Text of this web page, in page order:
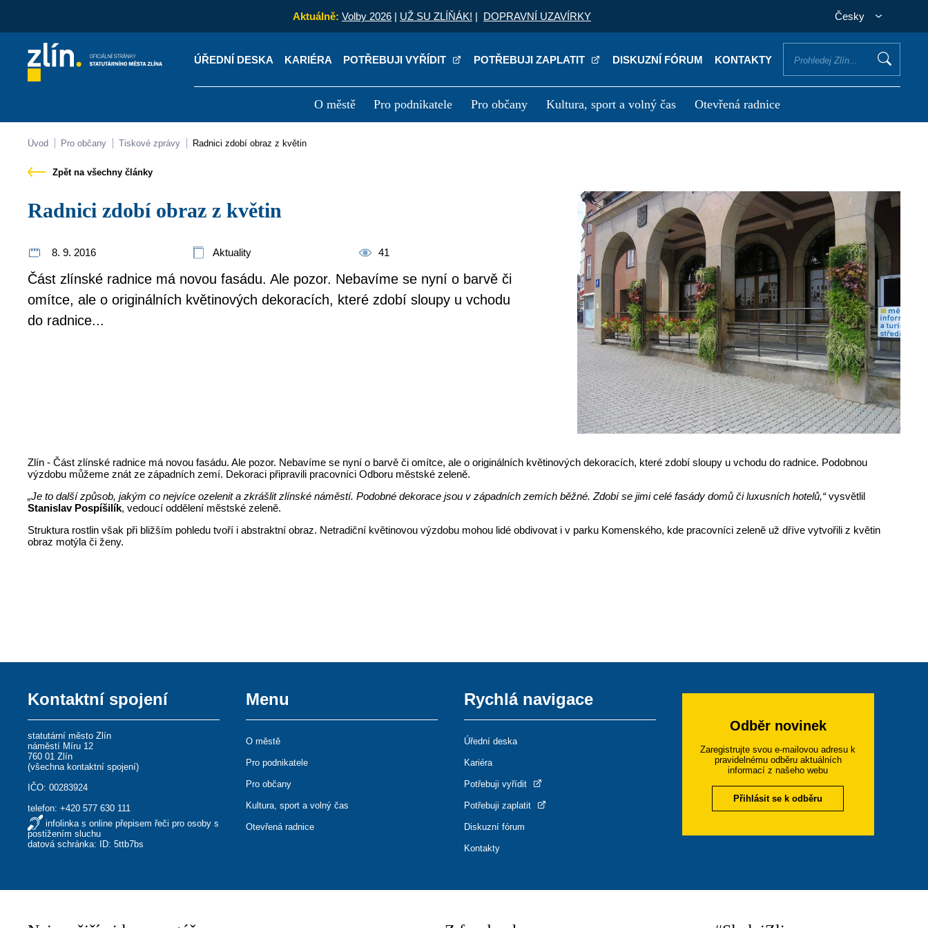
Aktuálně: Volby 2026 | UŽ SU ZLÍŇÁK! | DOPRAVNÍ UZAVÍRKY Česky
ÚŘEDNÍ DESKA KARIÉRA POTŘEBUJI VYŘÍDIT POTŘEBUJI ZAPLATIT DISKUZNÍ FÓRUM KONTAKTY
O městě Pro podnikatele Pro občany Kultura, sport a volný čas Otevřená radnice
Kontakty Úřední deska
Úvod Pro občany Tiskové zprávy Radnici zdobí obraz z květin
Zpět na všechny články
Radnici zdobí obraz z květin
8. 9. 2016 Aktuality 41
Část zlínské radnice má novou fasádu. Ale pozor. Nebavíme se nyní o barvě či
omítce, ale o originálních květinových dekoracích, které zdobí sloupy u vchodu
do radnice...
Zlín - Část zlínské radnice má novou fasádu. Ale pozor. Nebavíme se nyní o barvě či omítce, ale o originálních květinových dekoracích, které zdobí sloupy u vchodu do radnice. Podobnou
výzdobu můžeme znát ze západních zemí. Dekoraci připravili pracovníci Odboru městské zeleně.
„Je to další způsob, jakým co nejvíce ozelenit a zkrášlit zlínské náměstí. Podobné dekorace jsou v západních zemích běžné. Zdobí se jimi celé fasády domů či luxusních hotelů,“vysvětlil
Stanislav Pospíšilík, vedoucí oddělení městské zeleně.
Struktura rostlin však při bližším pohledu tvoří i abstraktní obraz. Netradiční květinovou výzdobu mohou lidé obdivovat i v parku Komenského, kde pracovníci zeleně už dříve vytvořili z květin
obraz motýla či ženy.
Kontaktní spojení
statutární město Zlín
náměstí Míru 12
760 01 Zlín
(všechna kontaktní spojení)
IČO: 00283924
telefon:+420 577 630 111
infolinka s online přepisem řeči pro osoby s
postižením sluchu
datová schránka: ID: 5ttb7bs
Menu
O městě
Pro podnikatele
Pro občany
Kultura, sport a volný čas
Otevřená radnice
Rychlá navigace
Úřední deska
Kariéra
Potřebuji vyřídit
Potřebuji zaplatit
Diskuzní fórum
Kontakty
Odběr novinek
Zaregistrujte svou e-mailovou adresu k
pravidelnému odběru aktuálních
informací z našeho webu
Přihlásit se k odběru